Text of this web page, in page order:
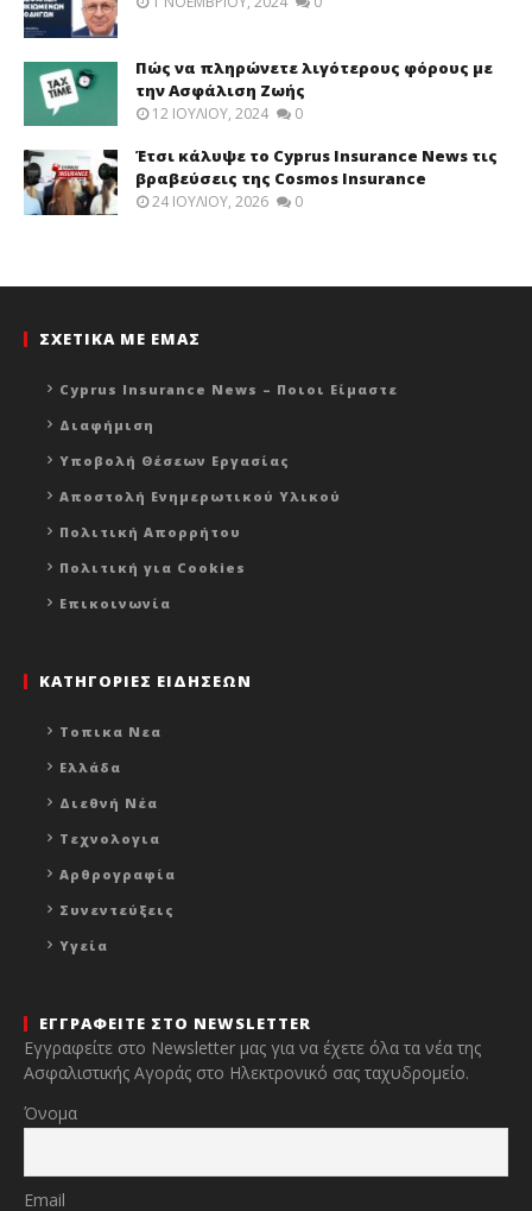
Πώς να πληρώνετε λιγότερους φόρους με
την Ασφάλιση Ζωής
12 ΙΟΥΛΊΟΥ, 2024 0
Έτσι κάλυψε το Cyprus Insurance News τις
βραβεύσεις της Cosmos Insurance
24 ΙΟΥΛΊΟΥ, 2026 0
ΣΧΕΤΙΚΑ ΜΕ ΕΜΑΣ
Cyprus Insurance News – Ποιοι Είμαστε
Διαφήμιση
Υποβολή Θέσεων Εργασίας
Αποστολή Ενημερωτικού Υλικού
Πολιτική Απορρήτου
Πολιτική για Cookies
Επικοινωνία
ΚΑΤΗΓΟΡΙΕΣ ΕΙΔΗΣΕΩΝ
Τοπικα Νεα
Ελλάδα
Διεθνή Νέα
Τεχνολογια
Αρθρογραφία
Συνεντεύξεις
Υγεία
ΕΓΓΡΑΦΕΙΤΕ ΣΤΟ NEWSLETTER
Εγγραφείτε στο Newsletter μας για να έχετε όλα τα νέα της
Ασφαλιστικής Αγοράς στο Ηλεκτρονικό σας ταχυδρομείο.
Όνομα
Email